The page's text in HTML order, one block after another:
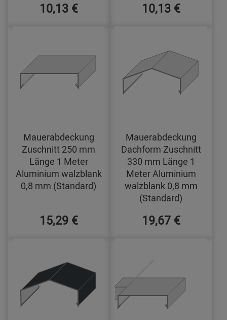
10,13 € 10,13 €
Mauerabdeckung
Zuschnitt 250 mm
Länge 1 Meter
Aluminium walzblank
0,8 mm (Standard)
15,29 €
Mauerabdeckung
Dachform Zuschnitt
330 mm Länge 1
Meter Aluminium
walzblank 0,8 mm
(Standard)
19,67 €